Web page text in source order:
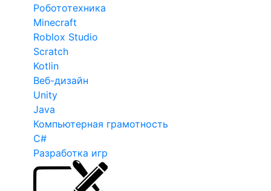
Робототехника
Minecraft
Roblox Studio
Scratch
Kotlin
Веб-дизайн
Unity
Java
Компьютерная грамотность
C#
Разработка игр